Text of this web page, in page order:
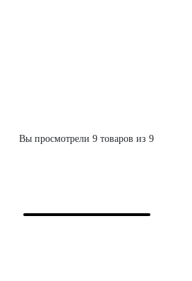
Вы просмотрели 9 товаров из 9